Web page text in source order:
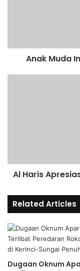
Anak Muda
Al Haris
Related Articles
Dugaan Oknum